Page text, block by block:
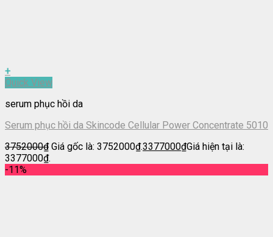
+
Quick View
serum phục hồi da
Serum phục hồi da Skincode Cellular Power Concentrate 5010
3752000₫ Giá gốc là: 3752000₫.3377000₫Giá hiện tại là:
3377000₫.
-11%